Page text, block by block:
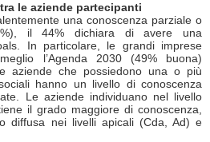
le aziende partecipanti
una conoscenza parziale o
il 44% dichiara di avere una
In particolare, le grandi imprese
l’Agenda 2030 (49% buona)
aziende che possiedono una o più
hanno un livello di conoscenza
Le aziende individuano nel livello
il grado maggiore di conoscenza,
diffusa nei livelli apicali (Cda, Ad) e